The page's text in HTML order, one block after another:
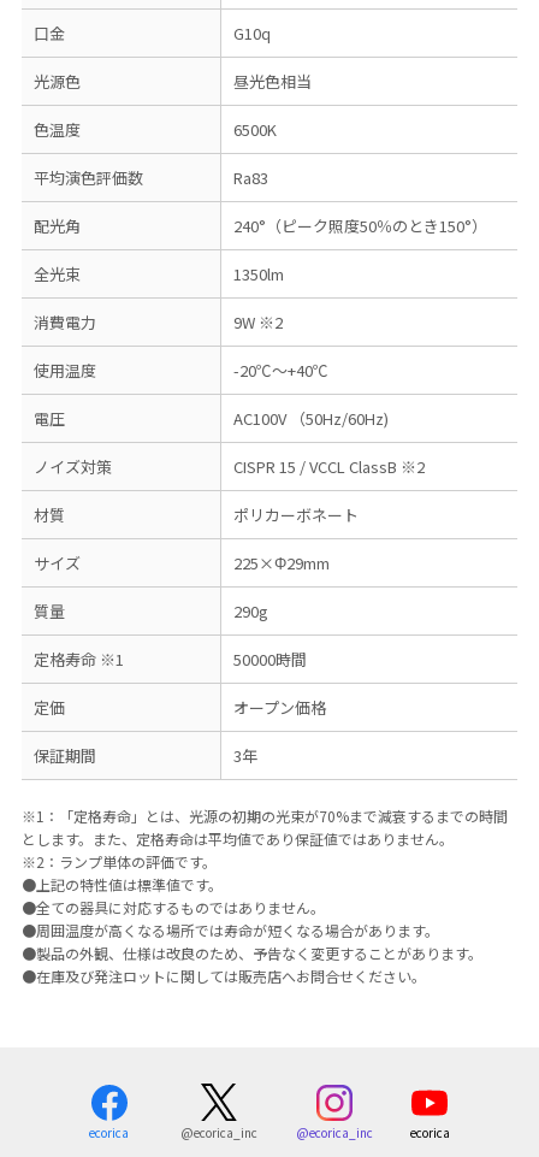
口金 G10q
光源色 昼光色相当
色温度 6500K
平均演色評価数 Ra83
配光角 240°（ピーク照度50％のとき150°）
全光束 1350lm
消費電力 9W ※2
使用温度 -20℃～+40℃
電圧 AC100V （50Hz/60Hz)
ノイズ対策 CISPR 15 / VCCL ClassB ※2
材質 ポリカーボネート
サイズ 225×Φ29mm
質量 290g
定格寿命 ※1 50000時間
定価 オープン価格
保証期間 3年
※1：「定格寿命」とは、光源の初期の光束が70%まで減衰するまでの時間
とします。また、定格寿命は平均値であり保証値ではありません。
※2：ランプ単体の評価です。
●上記の特性値は標準値です。
●全ての器具に対応するものではありません。
●周囲温度が高くなる場所では寿命が短くなる場合があります。
●製品の外観、仕様は改良のため、予告なく変更することがあります。
●在庫及び発注ロットに関しては販売店へお問合せください。
ecorica @ecorica_inc @ecorica_inc ecorica